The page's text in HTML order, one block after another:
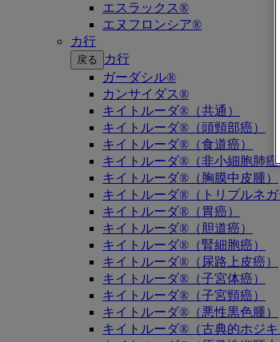
エスラックス®
エヌフロンシア®
カ行
戻る
カ行
ガーダシル®
カンサイダス®
キイトルーダ®（共通）
キイトルーダ®（頭頸部癌）
キイトルーダ®（食道癌）
キイトルーダ®（非小細胞肺
キイトルーダ®（胸膜中皮腫）
キイトルーダ®（トリプルネガ
キイトルーダ®（胃癌）
キイトルーダ®（胆道癌）
キイトルーダ®（腎細胞癌）
キイトルーダ®（尿路上皮癌）
キイトルーダ®（子宮体癌）
キイトルーダ®（子宮頸癌）
キイトルーダ®（悪性黒色腫）
キイトルーダ®（古典的ホジキ